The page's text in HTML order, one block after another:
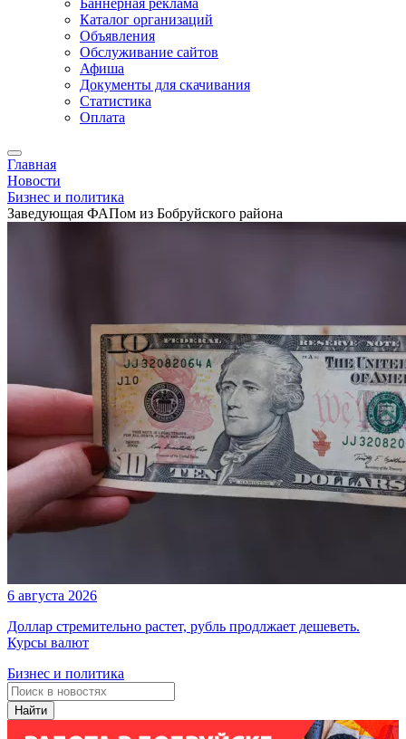
Баннерная реклама
Каталог организаций
Объявления
Обслуживание сайтов
Афиша
Документы для скачивания
Статистика
Оплата
Главная
Новости
Бизнес и политика
Заведующая ФАПом из Бобруйского района
6 августа 2026
Доллар стремительно растет, рубль продлжает дешеветь.
Курсы валют
Бизнес и политика
Найти